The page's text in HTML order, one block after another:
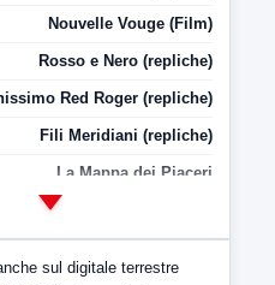
Nouvelle Vouge (Film)
Rosso e Nero (repliche)
Red Roger (repliche)
Fili Meridiani (repliche)
La Mappa dei Piaceri
sul digitale terrestre